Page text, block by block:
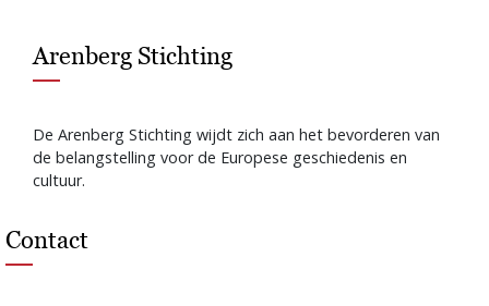
Arenberg Stichting
De Arenberg Stichting wijdt zich aan het bevorderen van
de belangstelling voor de Europese geschiedenis en
cultuur.
Contact